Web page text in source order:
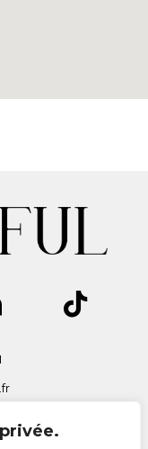
by Iris, bien-